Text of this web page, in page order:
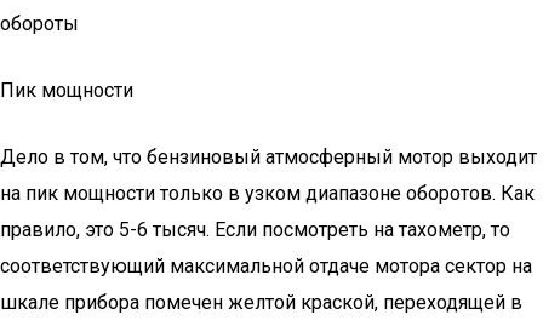
обороты
Пик мощности
Дело в том, что бензиновый атмосферный мотор выходит
на пик мощности только в узком диапазоне оборотов. Как
правило, это 5-6 тысяч. Если посмотреть на тахометр, то
соответствующий максимальной отдаче мотора сектор на
шкале прибора помечен желтой краской, переходящей в